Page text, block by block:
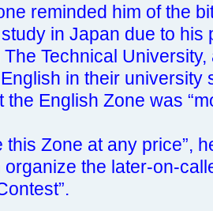
reminded him of the
in Japan due to his
Technical
in their university
the English Zone was
this Zone at any price”,
the later-on-